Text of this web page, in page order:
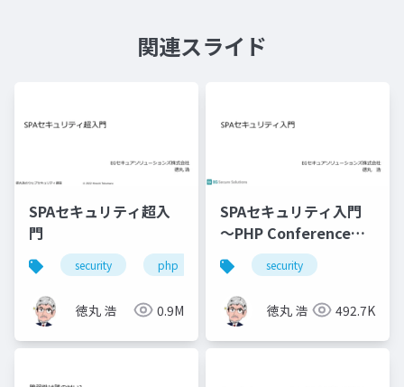
関連スライド
SPAセキュリティ超入
門
security php javascript
徳丸 浩 0.9M
SPAセキュリティ入門
～PHP Conference
Japan 2021
security
徳丸 浩 492.7K